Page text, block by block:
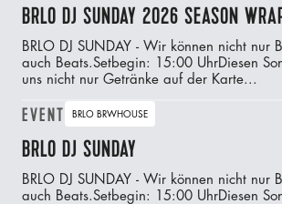
BRLO DJ SUNDAY 2026 SEASON
BRLO DJ SUNDAY - Wir können nicht nur
auch Beats.‍Setbegin: 15:00 UhrDiesen
uns nicht nur Getränke auf der Karte...
EVENT BRLO BRWHOUSE
BRLO DJ SUNDAY
BRLO DJ SUNDAY - Wir können nicht nur
auch Beats.‍Setbegin: 15:00 UhrDiesen